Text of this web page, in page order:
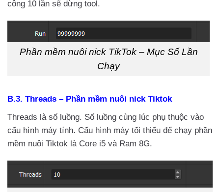
công 10 lần sẽ dừng tool.
Phần mềm nuôi nick TikTok – Mục Số Lần
Chạy
B.3. Threads – Phần mềm nuôi nick Tiktok
Threads là số luồng. Số luồng cùng lúc phụ thuộc vào
cấu hình máy tính. Cấu hình máy tối thiểu để chạy phần
mềm nuôi Tiktok là Core i5 và Ram 8G.